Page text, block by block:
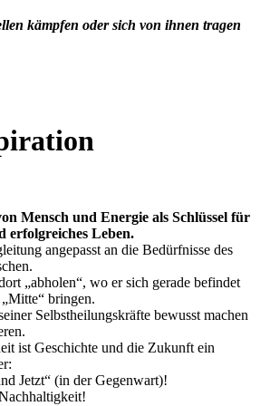
kämpfen oder sich von ihnen tragen
Mensch und Energie als Schlüssel für
erfolgreiches Leben.
angepasst an die Bedürfnisse des
„abholen“, wo er sich gerade befindet
bringen.
Selbstheilungskräfte bewusst machen
ist Geschichte und die Zukunft ein
Jetzt“ (in der Gegenwart)!